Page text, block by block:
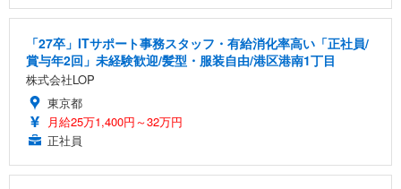
「27卒」ITサポート事務スタッフ・有給消化率高い「正社員/
賞与年2回」未経験歓迎/髪型・服装自由/港区港南1丁目
株式会社LOP
東京都
月給25万1,400円～32万円
正社員